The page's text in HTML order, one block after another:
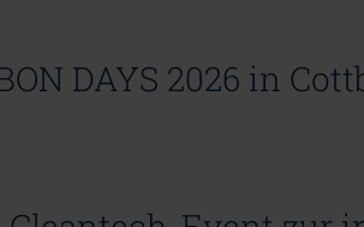
DAYS 2026 in